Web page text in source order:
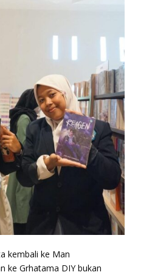
kembali ke Man
ke Grhatama DIY bukan